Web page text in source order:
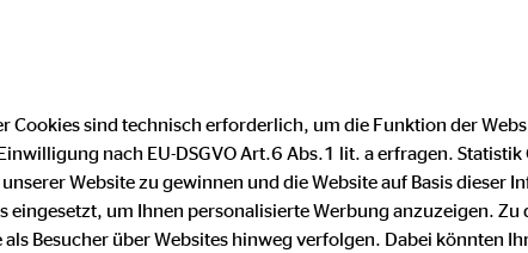
Impressum Datenschutz
Cookies sind technisch erforderlich, um die Funktion der
nach EU-DSGVO Art.6 Abs.1 lit. a erfragen.
Website zu gewinnen und die Website auf Basis dieser
eingesetzt, um Ihnen personalisierte Werbung anzuzeigen. Zu
Besucher über Websites hinweg verfolgen. Dabei könnten